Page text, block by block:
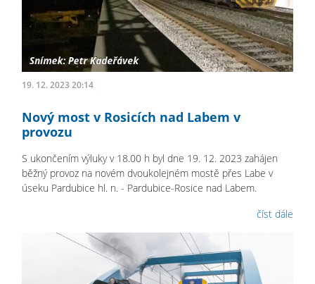
19. 12. 2023 20:14
Nový most v Rosicích nad Labem v
provozu
S ukončením výluky v 18.00 h byl dne 19. 12. 2023 zahájen
běžný provoz na novém dvoukolejném mostě přes Labe v
úseku Pardubice hl. n. - Pardubice-Rosice nad Labem.
číst dále